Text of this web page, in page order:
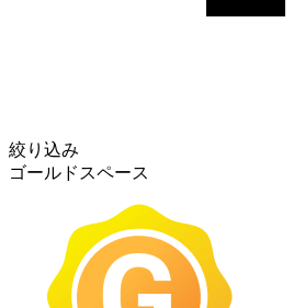
絞り込み
ゴールドスペース